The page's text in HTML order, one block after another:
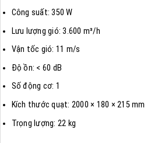
Công suất: 350 W
Lưu lượng gió: 3.600 m³/h
Vận tốc gió: 11 m/s
Độ ồn: < 60 dB
Số động cơ: 1
Kích thước quạt: 2000 × 180 × 215 mm
Trọng lượng: 22 kg